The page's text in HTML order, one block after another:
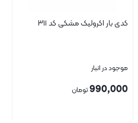
کدی بار اکرولیک مشکی کد ۳۱۱
موجود در انبار
990,000تومان